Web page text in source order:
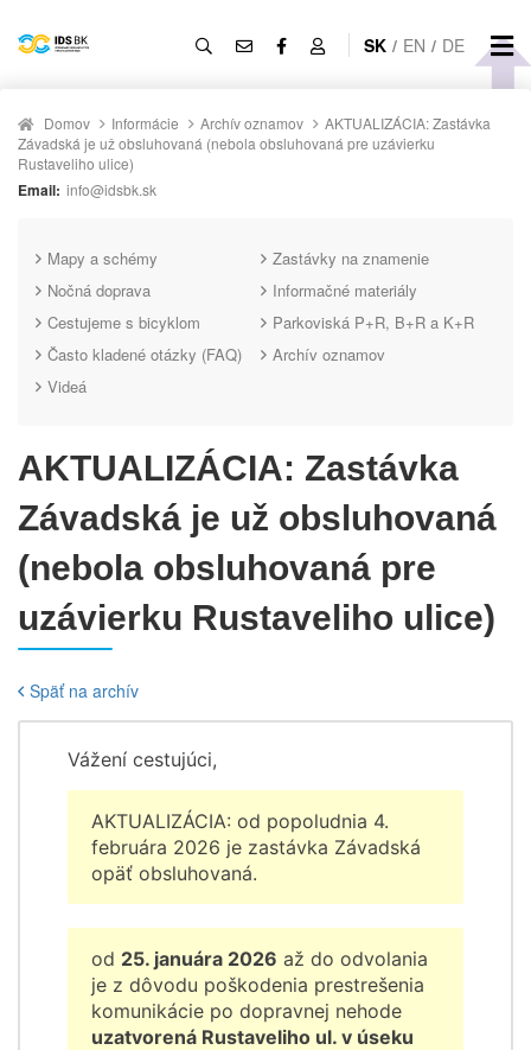
SK / EN / DE
Domov Informácie Archív oznamov
AKTUALIZÁCIA: Zastávka
Závadská je už obsluhovaná (nebola obsluhovaná pre uzávierku
Rustaveliho ulice)
Email: info@idsbk.sk
Mapy a schémy
Zastávky na znamenie
Nočná doprava
Informačné materiály
Cestujeme s bicyklom
Parkoviská P+R, B+R a K+R
Často kladené otázky (FAQ)
Archív oznamov
Videá
AKTUALIZÁCIA: Zastávka
Závadská je už obsluhovaná
(nebola obsluhovaná pre
uzávierku Rustaveliho ulice)
Späť na archív
Vážení cestujúci,
AKTUALIZÁCIA: od popoludnia 4.
februára 2026 je zastávka Závadská
opäť obsluhovaná.
od 25. januára 2026 až do odvolania
je z dôvodu poškodenia prestrešenia
komunikácie po dopravnej nehode
uzatvorená Rustaveliho ul. v úseku